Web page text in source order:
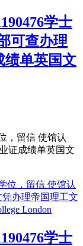
学士
可查办理
绩单英国文
，留信 使馆认
证成绩单英国文
学士